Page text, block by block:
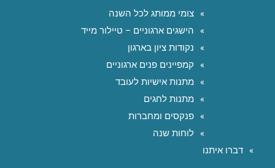
צומי ממותג לכל השנה
הישגים ארגוניים – טיילור מייד
נקודות ציון בארגון
קמפיינים פנים ארגוניים
מתנות אישיות לעובד
מתנות לחגים
פנקסים ומחברות
לוחות שנה
דברו איתנו